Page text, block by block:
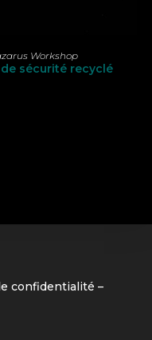
Workshop
sécurité recyclé
confidentialité–